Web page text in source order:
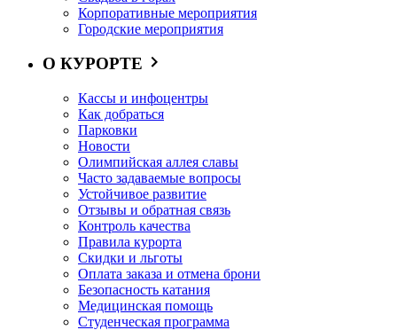
Корпоративные мероприятия
Городские мероприятия
О КУРОРТЕ
Кассы и инфоцентры
Как добраться
Парковки
Новости
Олимпийская аллея славы
Часто задаваемые вопросы
Устойчивое развитие
Отзывы и обратная связь
Контроль качества
Правила курорта
Скидки и льготы
Оплата заказа и отмена брони
Безопасность катания
Медицинская помощь
Студенческая программа